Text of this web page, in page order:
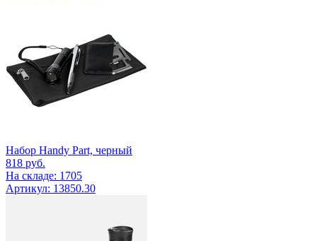
Набор Handy Part, черный
818 руб.
На складе: 1705
Артикул: 13850.30